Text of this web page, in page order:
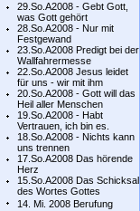
29.So.A2008 - Gebt Gott,
was Gott gehört
28.So.A2008 - Nur mit
Festgewand
23.So.A2008 Predigt bei der
Wallfahrermesse
22.So.A2008 Jesus leidet
für uns - wir mit ihm
20.So.A2008 - Gott will das
Heil aller Menschen
19.So.A2008 - Habt
Vertrauen, ich bin es.
18.So.A2008 - Nichts kann
uns trennen
17.So.A2008 Das hörende
Herz
15.So.A2008 Das Schicksal
des Wortes Gottes
14. Mi. 2008 Berufung